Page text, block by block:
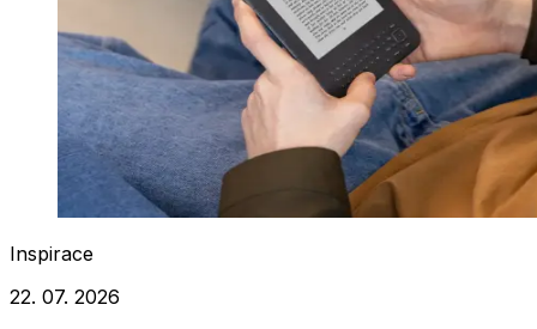
Inspirace
22. 07. 2026